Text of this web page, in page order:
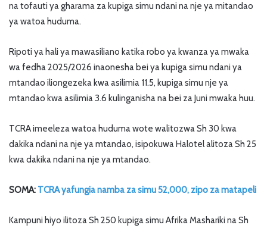
na tofauti ya gharama za kupiga simu ndani na nje ya mitandao
ya watoa huduma.
Ripoti ya hali ya mawasiliano katika robo ya kwanza ya mwaka
wa fedha 2025/2026 inaonesha bei ya kupiga simu ndani ya
mtandao iliongezeka kwa asilimia 11.5, kupiga simu nje ya
mtandao kwa asilimia 3.6 kulinganisha na bei za Juni mwaka huu.
TCRA imeeleza watoa huduma wote walitozwa Sh 30 kwa
dakika ndani na nje ya mtandao, isipokuwa Halotel alitoza Sh 25
kwa dakika ndani na nje ya mtandao.
SOMA: TCRA yafungia namba za simu 52,000, zipo za matapeli
Kampuni hiyo ilitoza Sh 250 kupiga simu Afrika Mashariki na Sh